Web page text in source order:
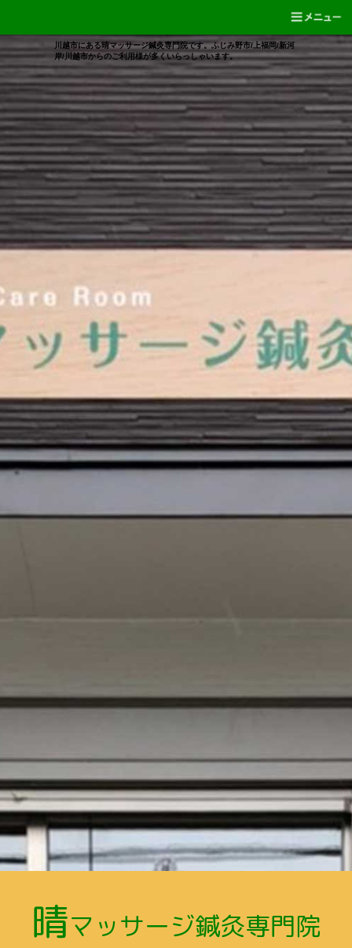
晴マッサージ鍼灸専門院
川越市にある晴マッサージ鍼灸専門院です。ふじみ野市/上福岡/新河
岸/川越市からのご利用様が多くいらっしゃいます。